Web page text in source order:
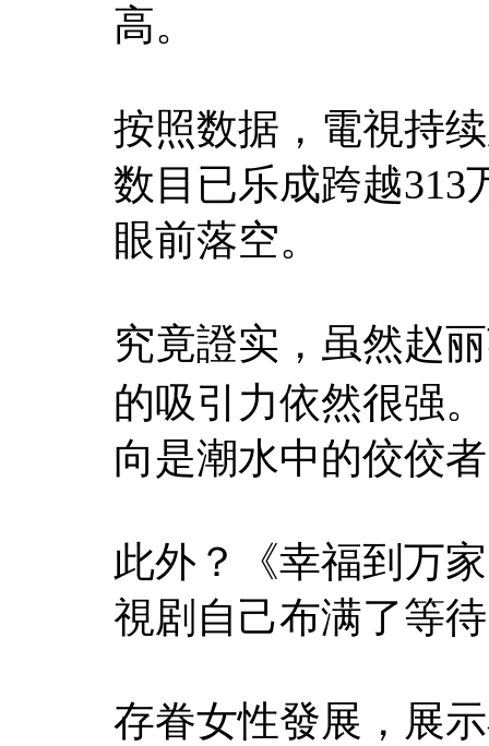
高。
按照数据，電視持
数目已乐成跨越313
眼前落空。
究竟證实，虽然赵
的吸引力依然很强
向是潮水中的佼佼
此外？《幸福到万
視剧自己布满了等
存眷女性發展，展